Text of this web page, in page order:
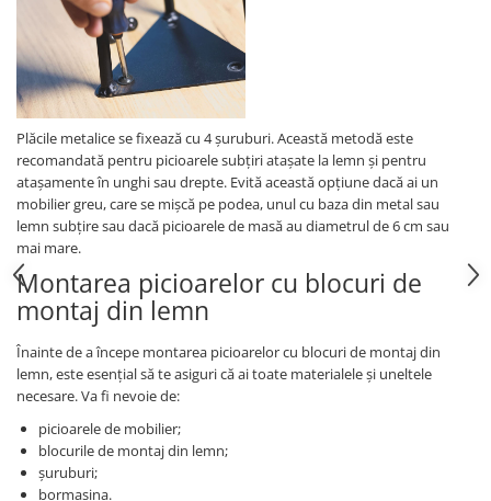
Plăcile metalice se fixează cu 4 șuruburi. Această metodă este
recomandată pentru picioarele subțiri atașate la lemn și pentru
atașamente în unghi sau drepte. Evită această opțiune dacă ai un
mobilier greu, care se mișcă pe podea, unul cu baza din metal sau
lemn subțire sau dacă picioarele de masă au diametrul de 6 cm sau
mai mare.
Montarea picioarelor cu blocuri de
montaj din lemn
Înainte de a începe montarea picioarelor cu blocuri de montaj din
lemn, este esențial să te asiguri că ai toate materialele și uneltele
necesare. Va fi nevoie de:
picioarele de mobilier;
blocurile de montaj din lemn;
șuruburi;
bormașina.